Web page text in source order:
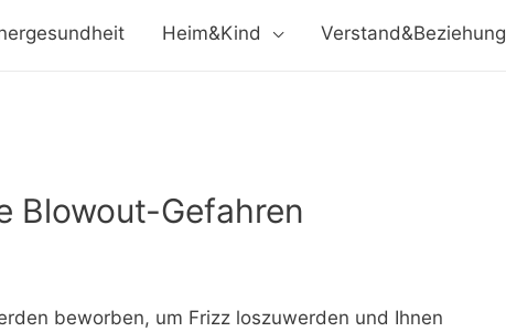
Heim&Kind Verstand&Beziehung
Blowout-Gefahren
beworben, um Frizz loszuwerden und Ihnen